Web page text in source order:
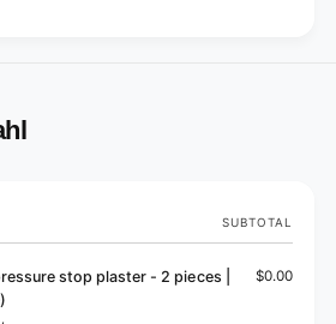
SUBTOTAL
stop plaster - 2 pieces |
$0.00